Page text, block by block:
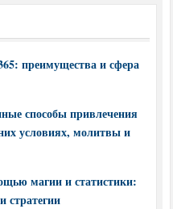
преимущества и сфера
способы привлечения
условиях, молитвы и
магии и статистики:
стратегии